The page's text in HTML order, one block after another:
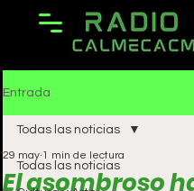
Entrada
Todas las noticias
Todas las noticias
El asombroso
29 may 1 min de lectura